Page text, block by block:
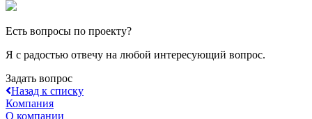
Есть вопросы по проекту?
Я с радостью отвечу на любой интересующий вопрос.
Задать вопрос
Назад к списку
Компания
О компании